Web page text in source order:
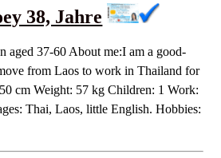
38, Jahre
aged 37-60 About me:I am a good-
from Laos to work in Thailand for
cm Weight: 57 kg Children: 1 Work:
Thai, Laos, little English. Hobbies: